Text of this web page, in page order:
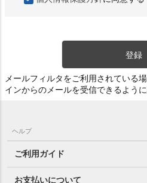
)
登録
メールフィルタをご利用されている場
インからのメールを受信できるよう
ヘルプ
ご利用ガイド
お支払いについて